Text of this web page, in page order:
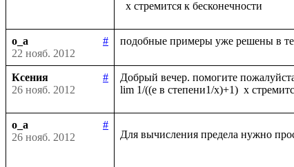
o_a
#
22 нояб. 2012
Ксения
#
26 нояб. 2012
Добрый вечер. помогите
o_a
#
26 нояб. 2012
Для вычисления предела нужно